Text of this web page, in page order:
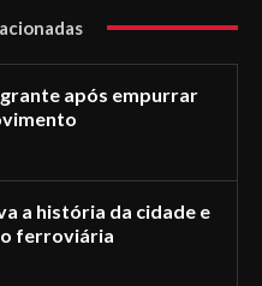
após empurrar
a história da cidade e
ferroviária